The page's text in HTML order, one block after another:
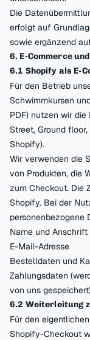
Die
erfolgt auf
sowie ergänzend
6. E-Commerce
6.1 Shopify als E-
Für den Betrieb
Schwimmkursen
PDF) nutzen wir die
Street, Ground
Shopify).
Wir verwenden die
von Produkten, die
zum Checkout. Die
Shopify. Bei der
personenbezogene
Name und
E-Mail-Adresse
Bestelldaten und
Zahlungsdaten
von uns
6.2 Weiterleitung
Für den
Shopify-Checkout